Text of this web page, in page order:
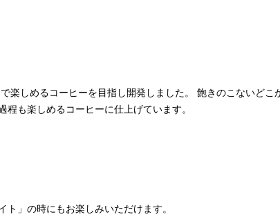
楽しめるコーヒーを目指し開発しました。 飽きのこないどこ
も楽しめるコーヒーに仕上げています。
」の時にもお楽しみいただけます。